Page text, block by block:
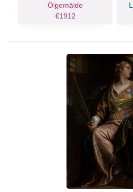
Ölgemälde
€1912